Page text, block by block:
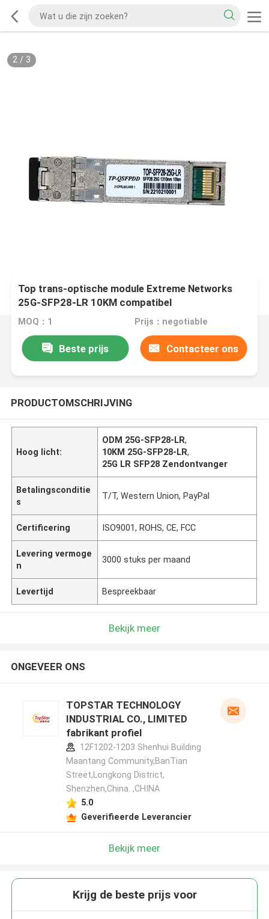
2/ 3
Top trans-optische module Extreme Networks
25G-SFP28-LR 10KM compatibel
MOQ：1 Prijs：negotiable
Beste prijs Contacteer ons
PRODUCTOMSCHRIJVING
Hoog licht:
ODM 25G-SFP28-LR,
10KM 25G-SFP28-LR,
25G LR SFP28 Zendontvanger
Betalingsconditie
s
T/T, Western Union, PayPal
Certificering ISO9001, ROHS, CE, FCC
Levering vermoge
n
3000 stuks per maand
Levertijd Bespreekbaar
Bekijk meer
ONGEVEER ONS
TOPSTAR TECHNOLOGY
INDUSTRIAL CO., LIMITED
fabrikant profiel
12F1202-1203 Shenhui Building
Maantang Community,BanTian
Street,Longkong District,
Shenzhen,China. ,CHINA
5.0
Geverifieerde Leverancier
Bekijk meer
Krijg de beste prijs voor